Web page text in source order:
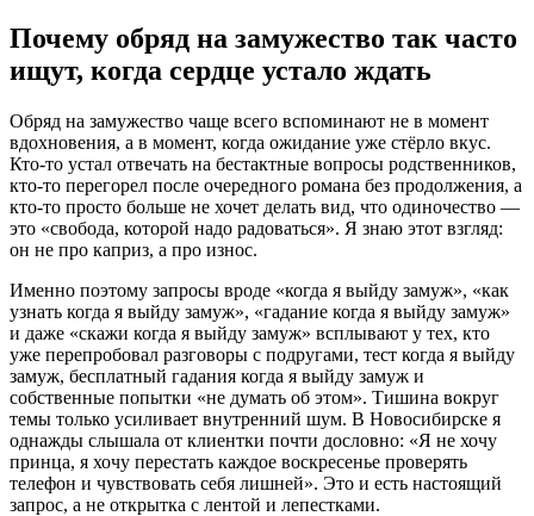
Почему обряд на замужество так часто
ищут, когда сердце устало ждать
Обряд на замужество чаще всего вспоминают не в момент
вдохновения, а в момент, когда ожидание уже стёрло вкус.
Кто-то устал отвечать на бестактные вопросы родственников,
кто-то перегорел после очередного романа без продолжения, а
кто-то просто больше не хочет делать вид, что одиночество —
это «свобода, которой надо радоваться». Я знаю этот взгляд:
он не про каприз, а про износ.
Именно поэтому запросы вроде «когда я выйду замуж», «как
узнать когда я выйду замуж», «гадание когда я выйду замуж»
и даже «скажи когда я выйду замуж» всплывают у тех, кто
уже перепробовал разговоры с подругами, тест когда я выйду
замуж, бесплатный гадания когда я выйду замуж и
собственные попытки «не думать об этом». Тишина вокруг
темы только усиливает внутренний шум. В Новосибирске я
однажды слышала от клиентки почти дословно: «Я не хочу
принца, я хочу перестать каждое воскресенье проверять
телефон и чувствовать себя лишней». Это и есть настоящий
запрос, а не открытка с лентой и лепестками.